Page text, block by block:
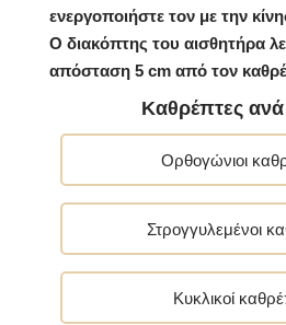
ενεργοποιήστε τον με την
Ο διακόπτης του αισθητήρα
απόσταση 5 cm από τον
Καθρέπτες
Ορθογώνιοι
Στρογγυλεμένοι
Κυκλικοί